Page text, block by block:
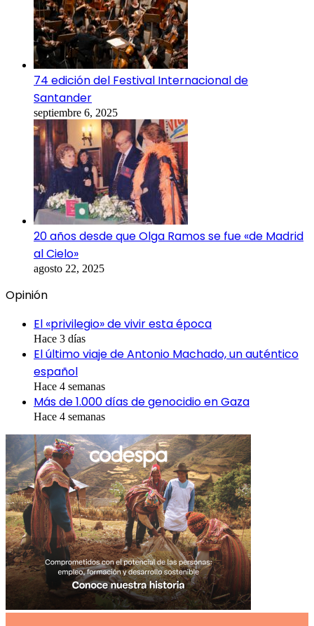
74 edición del Festival Internacional de
Santander
septiembre 6, 2025
20 años desde que Olga Ramos se fue «de Madrid
al Cielo»
agosto 22, 2025
Opinión
El «privilegio» de vivir esta época
Hace 3 días
El último viaje de Antonio Machado, un auténtico
español
Hace 4 semanas
Más de 1.000 días de genocidio en Gaza
Hace 4 semanas